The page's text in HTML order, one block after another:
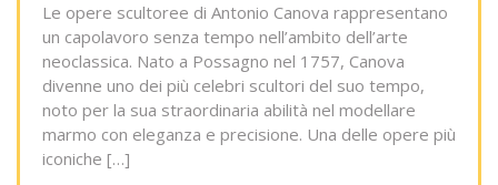
Le opere scultoree di Antonio Canova rappresentano
un capolavoro senza tempo nell’ambito dell’arte
neoclassica. Nato a Possagno nel 1757, Canova
divenne uno dei più celebri scultori del suo tempo,
noto per la sua straordinaria abilità nel modellare
marmo con eleganza e precisione. Una delle opere più
iconiche […]